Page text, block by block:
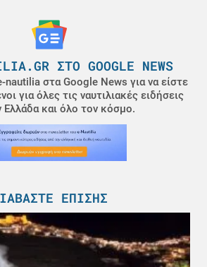
ΣΤΟ GOOGLE NEWS
στα Google News για να είστε
για όλες τις ναυτιλιακές ειδήσεις
Ελλάδα και όλο τον κόσμο.
ΕΠΊΣΗΣ